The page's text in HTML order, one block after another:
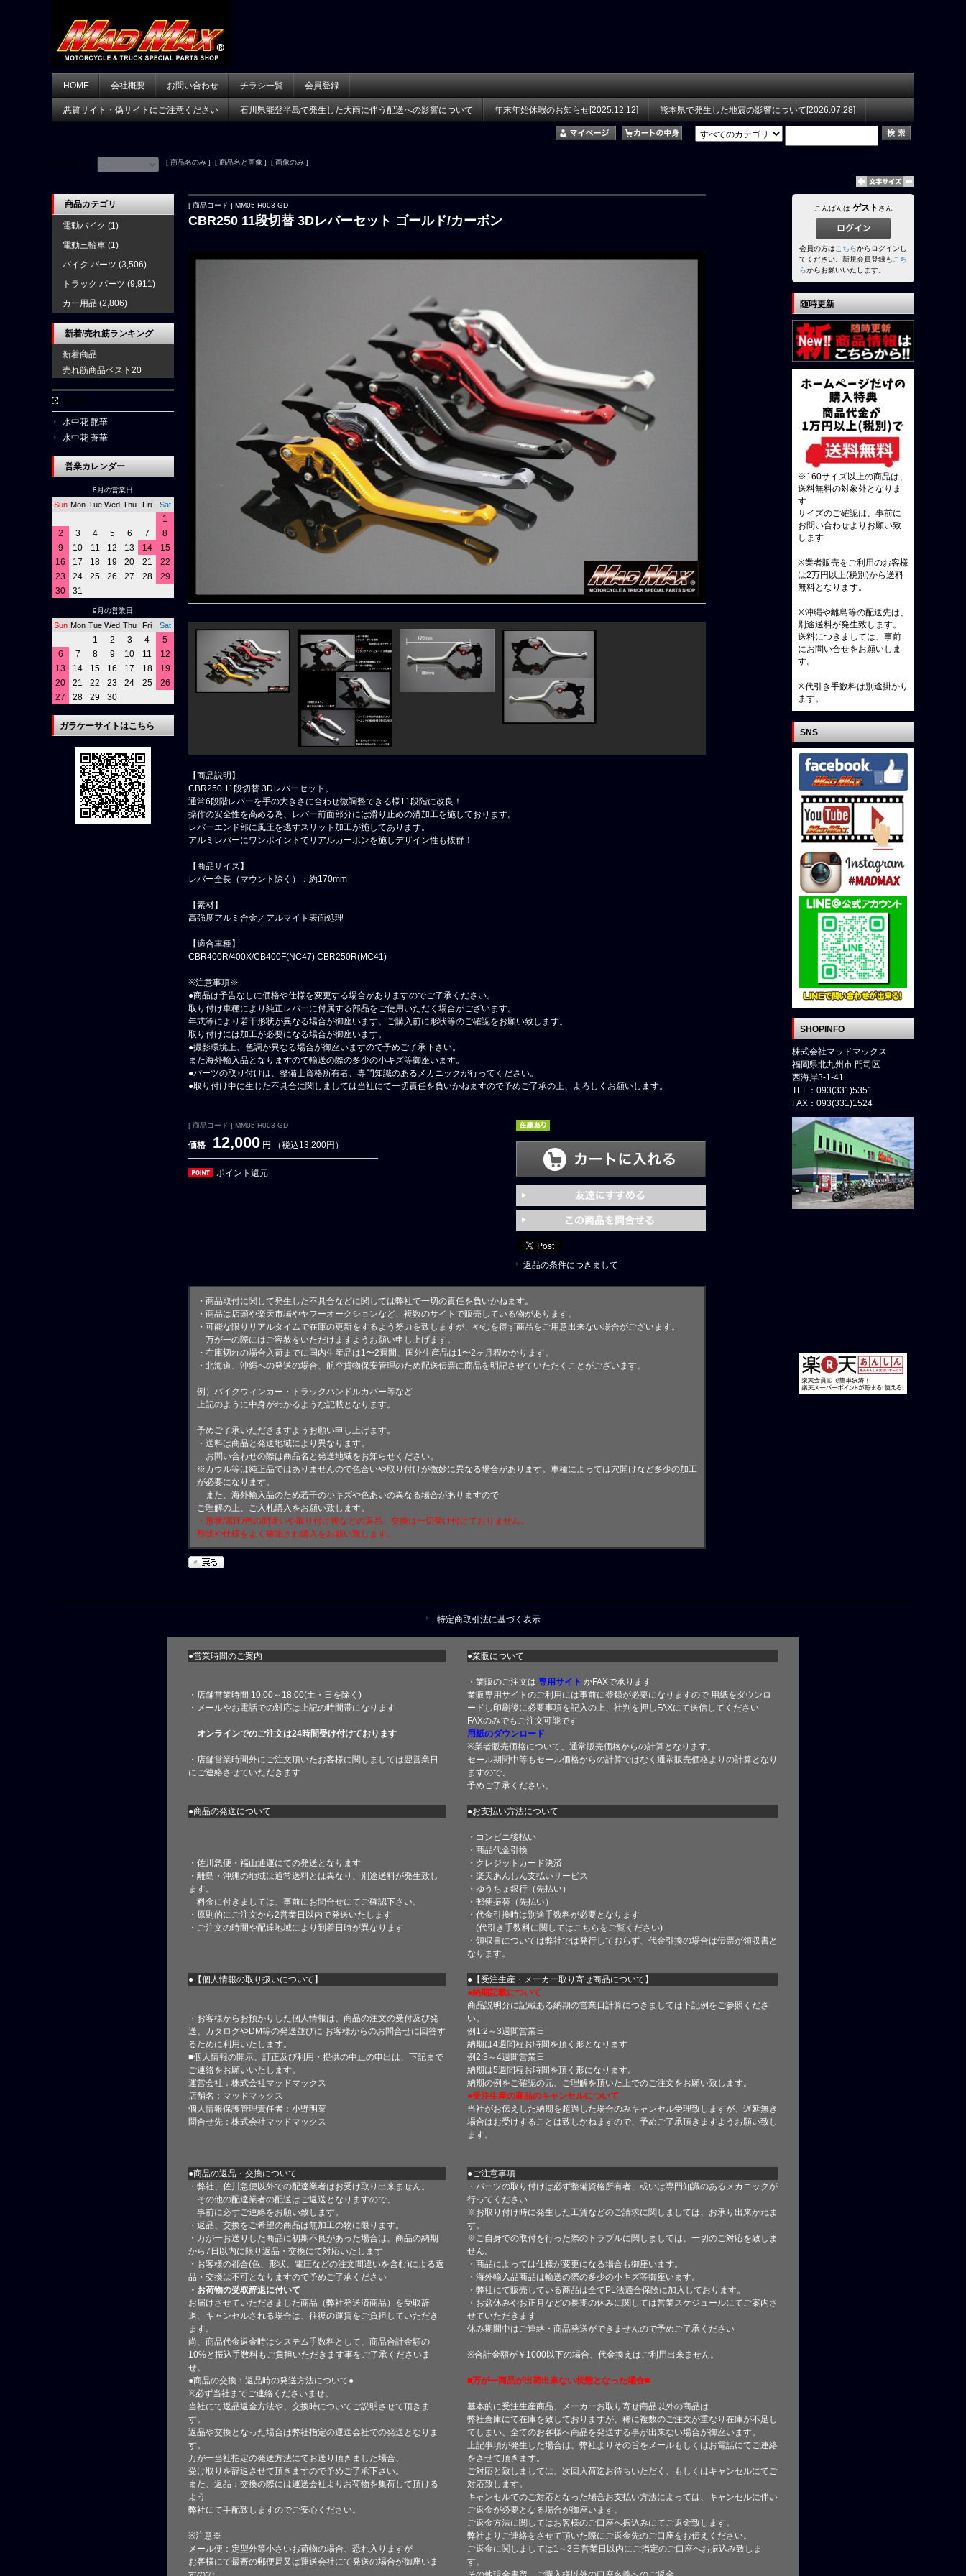
HOME 会社概要 お問い合わせ チラシ一覧 会員登録
悪質サイト・偽サイトにご注意ください 石川県能登半島で発生した大雨に伴う配送への影響について 年末年始休暇のお知らせ[2025.12.12] 熊本県で発生した地震の影響について[2026.07.28]
[ 商品名のみ ] [ 商品名と画像 ] [ 画像のみ ]
[ 商品コード ] MM05-H003-GD
CBR250 11段切替 3Dレバーセット ゴールド/カーボン
【商品説明】
CBR250 11段切替 3Dレバーセット。
通常6段階レバーを手の大きさに合わせ微調整できる様11段階に改良！
操作の安全性を高める為、レバー前面部分には滑り止めの溝加工を施しております。
レバーエンド部に風圧を逃すスリット加工が施してあります。
アルミレバーにワンポイントでリアルカーボンを施しデザイン性も抜群！
【商品サイズ】
レバー全長（マウント除く）：約170mm
【素材】
高強度アルミ合金／アルマイト表面処理
【適合車種】
CBR400R/400X/CB400F(NC47) CBR250R(MC41)
※注意事項※
●商品は予告なしに価格や仕様を変更する場合がありますのでご了承ください。
取り付け車種により純正レバーに付属する部品をご使用いただく場合がございます。
年式等により若干形状が異なる場合が御座います。ご購入前に形状等のご確認をお願い致します。
取り付けには加工が必要になる場合が御座います。
●撮影環境上、色調が異なる場合が御座いますので予めご了承下さい。
また海外輸入品となりますので輸送の際の多少の小キズ等御座います。
●パーツの取り付けは、整備士資格所有者、専門知識のあるメカニックが行ってください。
●取り付け中に生じた不具合に関しましては当社にて一切責任を負いかねますので予めご了承の上、よろしくお願いします。
[ 商品コード ] MM05-H003-GD
価格 12,000 円 （税込13,200円）
ポイント還元
返品の条件につきまして
・商品取付に関して発生した不具合などに関しては弊社で一切の責任を負いかねます。
・商品は店頭や楽天市場やヤフーオークションなど、複数のサイトで販売している物があります。
・可能な限りリアルタイムで在庫の更新をするよう努力を致しますが、やむを得ず商品をご用意出来ない場合がございます。
万が一の際にはご容赦をいただけますようお願い申し上げます。
・在庫切れの場合入荷までに国内生産品は1〜2週間、国外生産品は1〜2ヶ月程かかります。
・北海道、沖縄への発送の場合、航空貨物保安管理のため配送伝票に商品を明記させていただくことがございます。
例）バイクウィンカー・トラックハンドルカバー等など
上記のように中身がわかるような記載となります。
予めご了承いただきますようお願い申し上げます。
・送料は商品と発送地域により異なります。
お問い合わせの際は商品名と発送地域をお知らせください。
※カウル等は純正品ではありませんので色合いや取り付けが微妙に異なる場合があります。車種によっては穴開けなど多少の加工
が必要になります。
また、海外輸入品のため若干の小キズや色あいの異なる場合がありますので
ご理解の上、ご入札購入をお願い致します。
・形状/電圧/色の間違いや取り付け後などの返品、交換は一切受け付けておりません。
形状や仕様をよく確認され購入をお願い致します。
商品カテゴリ
電動バイク (1)
電動三輪車 (1)
バイク パーツ (3,506)
トラック パーツ (9,911)
カー用品 (2,806)
新着/売れ筋ランキング
新着商品
売れ筋商品ベスト20
水中花 艶華
水中花 蒼華
営業カレンダー
8月の営業日
Sun Mon Tue Wed Thu Fri Sat
1
2
3 4 5 6 7
8
9
10 11 12 13 14
15
16
17 18 19 20 21
22
23
24 25 26 27 28
29
30
31
9月の営業日
Sun Mon Tue Wed Thu Fri Sat
1 2 3 4
5
6
7 8 9 10 11
12
13
14 15 16 17 18
19
20
21 22 23 24 25
26
27
28 29 30
ガラケーサイトはこちら
こんばんは ゲスト さん
会員の方はこちらからログインし
てください。新規会員登録もこち
らからお願いいたします。
随時更新
※160サイズ以上の商品は、
送料無料の対象外となりま
す
サイズのご確認は、事前に
お問い合わせよりお願い致
します
※業者販売をご利用のお客様
は2万円以上(税別)から送料
無料となります。
※沖縄や離島等の配送先は、
別途送料が発生致します。
送料につきましては、事前
にお問い合せをお願いしま
す。
※代引き手数料は別途掛かり
ます。
SNS
SHOPINFO
株式会社マッドマックス
福岡県北九州市 門司区
西海岸3-1-41
TEL：093(331)5351
FAX：093(331)1524
特定商取引法に基づく表示
●営業時間のご案内 ●業販について
・店舗営業時間 10:00～18:00(土・日を除く)
・メールやお電話での対応は上記の時間帯になります
オンラインでのご注文は24時間受け付けております
・店舗営業時間外にご注文頂いたお客様に関しましては翌営業日
にご連絡させていただきます
・業販のご注文は 専用サイト かFAXで承ります
業販専用サイトのご利用には事前に登録が必要になりますので 用紙をダウンロ
ードし印刷後に必要事項を記入の上、社判を押しFAXにて送信してください
FAXのみでもご注文可能です
用紙のダウンロード
※業者販売価格について、通常販売価格からの計算となります。
セール期間中等もセール価格からの計算ではなく通常販売価格よりの計算となり
ますので、
予めご了承ください。
●商品の発送について ●お支払い方法について
・佐川急便・福山通運にての発送となります
・離島・沖縄の地域は通常送料とは異なり、別途送料が発生致し
ます。
料金に付きましては、事前にお問合せにてご確認下さい。
・原則的にご注文から2営業日以内で発送いたします
・ご注文の時間や配達地域により到着日時が異なります
・コンビニ後払い
・商品代金引換
・クレジットカード決済
・楽天あんしん支払いサービス
・ゆうちょ銀行（先払い）
・郵便振替（先払い）
・代金引換時は別途手数料が必要となります
(代引き手数料に関してはこちら をご覧ください)
・領収書については弊社では発行しておらず、代金引換の場合は伝票が領収書と
なります。
●【個人情報の取り扱いについて】 ●【受注生産・メーカー取り寄せ商品について】
・お客様からお預かりした個人情報は、商品の注文の受付及び発
送、カタログやDM等の発送並びに お客様からのお問合せに回答す
るために利用いたします。
■個人情報の開示、訂正及び利用・提供の中止の申出は、下記まで
ご連絡をお願いいたします。
運営会社：株式会社マッドマックス
店舗名：マッドマックス
個人情報保護管理責任者：小野明菜
問合せ先：株式会社マッドマックス
●納期記載について
商品説明分に記載ある納期の営業日計算につきましては下記例をご参照くださ
い。
例1:2～3週間営業日
納期は4週間程お時間を頂く形となります
例2:3～4週間営業日
納期は5週間程お時間を頂く形になります。
納期の例をご確認の元、ご理解を頂いた上でのご注文をお願い致します。
●受注生産の商品のキャンセルについて
当社がお伝えした納期を超過した場合のみキャンセル受理致しますが、遅延無き
場合はお受けすることは致しかねますので、予めご了承頂きますようお願い致し
ます。
●商品の返品・交換について
●ご注意事項
・弊社、佐川急便以外での配達業者はお受け取り出来ません。
その他の配達業者の配送はご返送となりますので、
事前に必ずご連絡をお願い致します。
・返品、交換をご希望の商品は無加工の物に限ります。
・万が一お送りした商品に初期不良があった場合は、商品の納期
から7日以内に限り返品・交換にて対応いたします
・お客様の都合(色、形状、電圧などの注文間違いを含む)による返
品・交換は不可となりますので予めご了承ください
・お荷物の受取辞退に付いて
お届けさせていただきました商品（弊社発送済商品）を受取辞
退、キャンセルされる場合は、往復の運賃をご負担していただき
ます。
尚、商品代金返金時はシステム手数料として、商品合計金額の
10%と振込手数料もご負担いただきます事をご了承くださいま
せ。
●商品の交換：返品時の発送方法について●
※必ず当社までご連絡くださいませ。
当社にて返品返金方法や、交換時についてご説明させて頂きま
す。
返品や交換となった場合は弊社指定の運送会社での発送となりま
す。
万が一当社指定の発送方法にてお送り頂きました場合、
受け取りを辞退させて頂きますので予めご了承下さい。
また、返品：交換の際には運送会社よりお荷物を集荷して頂ける
よう
弊社にて手配致しますのでご安心ください。
※注意※
メール便：定型外等小さいお荷物の場合、恐れ入りますが
お客様にて最寄の郵便局又は運送会社にて発送の場合が御座いま
・パーツの取り付けは必ず整備資格所有者、或いは専門知識のあるメカニックが
行ってください
※お取り付け時に発生した工賃などのご請求に関しましては、お承り出来かねま
す。
※ご自身での取付を行った際のトラブルに関しましては、一切のご対応を致しま
せん。
・商品によっては仕様が変更になる場合も御座います。
・海外輸入品商品は輸送の際の多少の小キズ等御座います。
・弊社にて販売している商品は全てPL法適合保険に加入しております。
・お盆休みやお正月などの長期の休みに関しては営業スケジュールにてご案内さ
せていただきます
休み期間中はご連絡・商品発送ができませんので予めご了承ください
※合計金額が￥1000以下の場合、代金換えはご利用出来ません。
■万が一商品が出荷出来ない状態となった場合■
基本的に受注生産商品、メーカーお取り寄せ商品以外の商品は
弊社倉庫にて在庫を致しておりますが、稀に複数のご注文が重なり在庫が不足し
てしまい、全てのお客様へ商品を発送する事が出来ない場合が御座います。
上記事項が発生した場合は、弊社よりその旨をメールもしくはお電話にてご連絡
をさせて頂きます。
ご対応と致しましては、次回入荷迄お待ちいただく、もしくはキャンセルにてご
対応致します。
キャンセルでのご対応となった場合お支払い方法によっては、キャンセルに伴い
ご返金が必要となる場合が御座います。
ご返金方法に関してはお客様のご口座へ振込みにてご返金致します。
弊社よりご連絡をさせて頂いた際にご返金先のご口座をお伝えください。
ご返金に関しましては1～3日営業日以内にご指定のご口座へお振込み致しま
す。